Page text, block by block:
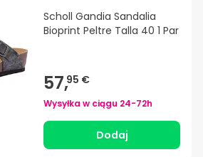
Scholl Gandia Sandalia
Bioprint Peltre Talla 40 1 Par
57,95 €
Wysyłka w ciągu 24-72h
Dodaj